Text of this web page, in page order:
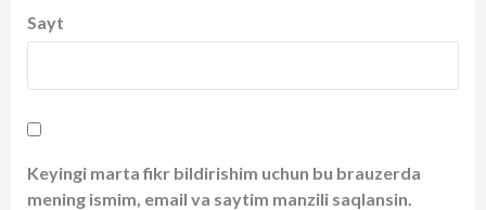
Sayt
Keyingi marta fikr bildirishim uchun bu brauzerda
mening ismim, email va saytim manzili saqlansin.